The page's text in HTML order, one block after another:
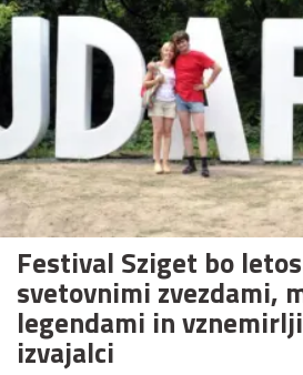
Festival Sziget bo
svetovnimi zvezdami,
legendami in
izvajalci